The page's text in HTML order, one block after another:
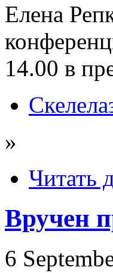
Елена
14.00 в
»
Читать
Вручен
6